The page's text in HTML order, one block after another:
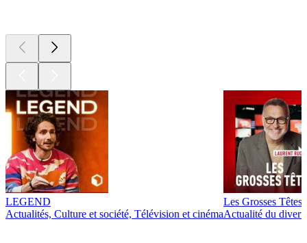
LEGEND
Actualités, Culture et société, Télévision et cinéma
Les Grosses Têtes
Actualité du